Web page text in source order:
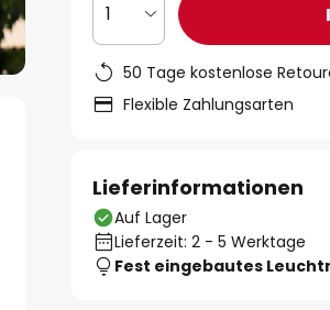
1
50 Tage kostenlose
Flexible Zahlungsarten
Lieferinformationen
Auf Lager
Lieferzeit: 2 - 5 Werktage
Fest eingebautes